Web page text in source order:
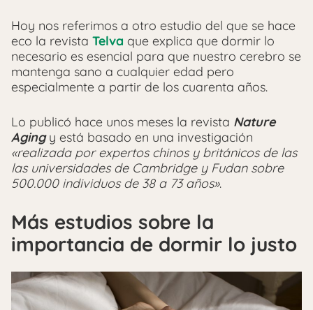
Hoy nos referimos a otro estudio del que se hace
eco la revista Telva que explica que dormir lo
necesario es esencial para que nuestro cerebro se
mantenga sano a cualquier edad pero
especialmente a partir de los cuarenta años.
Lo publicó hace unos meses la revista Nature
Aging y está basado en una investigación
«realizada por expertos chinos y británicos de las
las universidades de Cambridge y Fudan sobre
500.000 individuos de 38 a 73 años».
Más estudios sobre la
importancia de dormir lo justo